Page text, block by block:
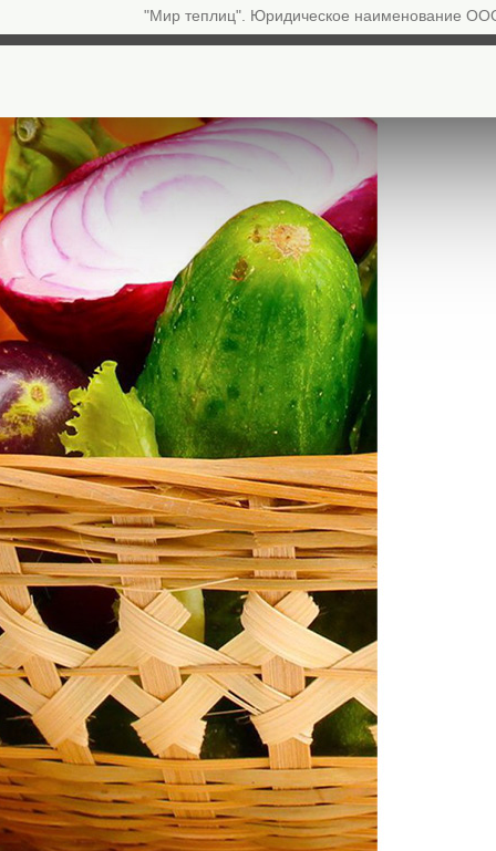
"Мир теплиц". Юридическое наименование